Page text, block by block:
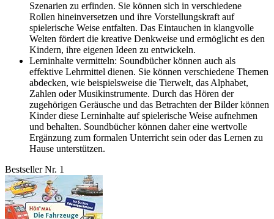
Szenarien zu erfinden. Sie können sich in verschiedene
Rollen hineinversetzen und ihre Vorstellungskraft auf
spielerische Weise entfalten. Das Eintauchen in klangvolle
Welten fördert die kreative Denkweise und ermöglicht es den
Kindern, ihre eigenen Ideen zu entwickeln.
Lerninhalte vermitteln: Soundbücher können auch als
effektive Lehrmittel dienen. Sie können verschiedene Themen
abdecken, wie beispielsweise die Tierwelt, das Alphabet,
Zahlen oder Musikinstrumente. Durch das Hören der
zugehörigen Geräusche und das Betrachten der Bilder können
Kinder diese Lerninhalte auf spielerische Weise aufnehmen
und behalten. Soundbücher können daher eine wertvolle
Ergänzung zum formalen Unterricht sein oder das Lernen zu
Hause unterstützen.
Bestseller Nr. 1